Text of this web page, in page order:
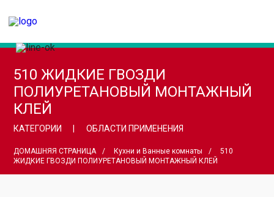
510 ЖИДКИЕ ГВОЗДИ
ПОЛИУРЕТАНОВЫЙ МОНТАЖНЫЙ
КЛЕЙ
КАТЕГОРИИ ОБЛАСТИ ПРИМЕНЕНИЯ
ДОМАШНЯЯ СТРАНИЦА Кухни и Ванные комнаты
510
ЖИДКИЕ ГВОЗДИ ПОЛИУРЕТАНОВЫЙ МОНТАЖНЫЙ КЛЕЙ